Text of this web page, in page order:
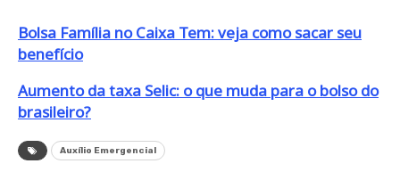
Bolsa Família no Caixa Tem: veja como sacar seu
benefício
Aumento da taxa Selic: o que muda para o bolso do
brasileiro?
Auxílio Emergencial